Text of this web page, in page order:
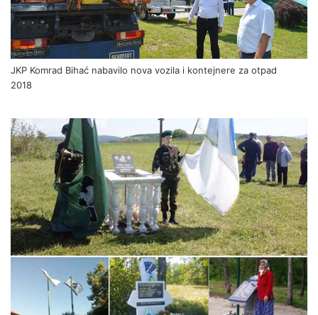
JKP Komrad Bihać nabavilo nova vozila i kontejnere za otpad
2018